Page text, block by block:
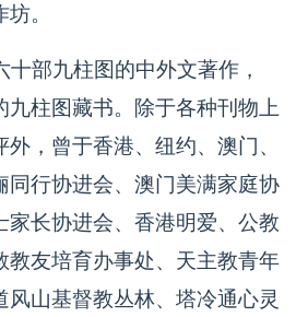
。
部九柱图的中外文著作，
九柱图藏书。除于各种刊物上
，曾于香港、纽约、澳门、
同行协进会、澳门美满家庭协
家长协进会、香港明爱、公教
教友培育办事处、天主教青年
风山基督教丛林、塔冷通心灵